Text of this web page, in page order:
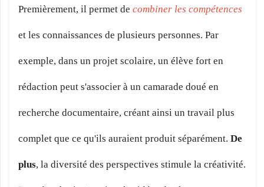
Premièrement, il permet de combiner les compétences
et les connaissances de plusieurs personnes. Par
exemple, dans un projet scolaire, un élève fort en
rédaction peut s'associer à un camarade doué en
recherche documentaire, créant ainsi un travail plus
complet que ce qu'ils auraient produit séparément. De
plus, la diversité des perspectives stimule la créativité.